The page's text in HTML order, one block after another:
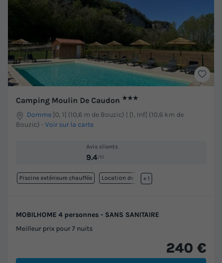
Camping Moulin De Caudon ★★★
Domme]0, 1[ (10,6 m de Bouzic) | [1, Inf[ (10,6 km de
Bouzic) - Voir sur la carte
Avis clients
9.4/10
Piscine extérieure chauffée Location de vélos
+ 1
MOBILHOME 4 personnes - SANS SANITAIRE
Meilleur prix pour 7 nuits
240 €